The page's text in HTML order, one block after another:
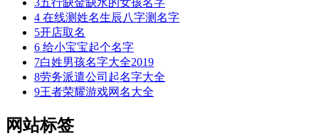
3五行缺金缺水的女孩名字
4 在线测姓名生辰八字测名字
5开店取名
6 给小宝宝起个名字
7白姓男孩名字大全2019
8劳务派遣公司起名字大全
9王者荣耀游戏网名大全
网站标签